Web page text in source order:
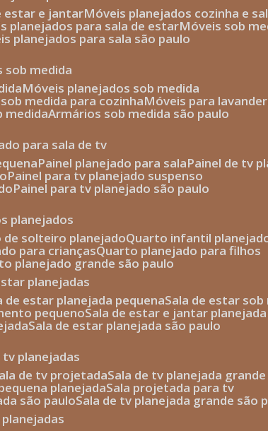
estar e jantar móveis planejados cozinha e
planejados para sala de estar móveis sob
planejados para sala são paulo
sob medida
móveis planejados sob medida
sob medida para cozinha móveis para
medida armários sob medida são paulo
para sala de tv
painel planejado para sala painel de tv
painel para tv planejado suspenso
painel para tv planejado são paulo
planejados
de solteiro planejado quarto infantil
para crianças quarto planejado para filhos
planejado grande são paulo
planejadas
de estar planejada pequena sala de estar
pequeno sala de estar e jantar planejada
sala de estar planejada são paulo
tv planejadas
sala de tv projetada sala de tv planejada grande
planejada sala projetada para tv
são paulo sala de tv planejada grande são
planejadas